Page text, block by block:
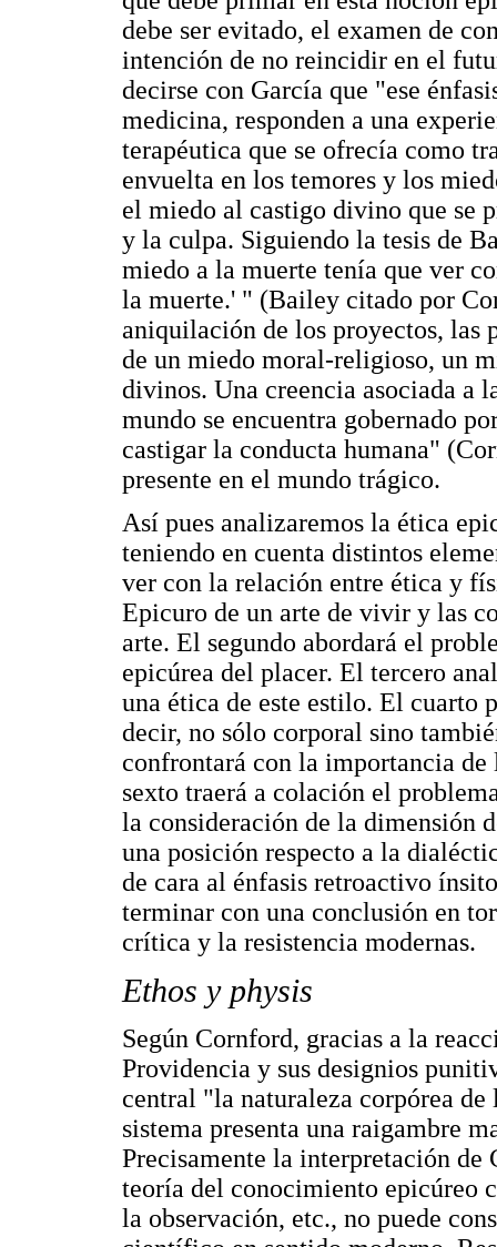
debe ser evitado, el examen de
intención de no reincidir en el
decirse con García que "ese
medicina, responden a una
terapéutica que se ofrecía como
envuelta en los temores y los
el miedo al castigo divino que se
y la culpa. Siguiendo la tesis de
miedo a la muerte tenía que ver
la muerte.' " (Bailey citado por
aniquilación de los proyectos, las
de un miedo moral-religioso, un
divinos. Una creencia asociada a
mundo se encuentra gobernado
castigar la conducta humana"
presente en el mundo trágico.
Así pues analizaremos la ética
teniendo en cuenta distintos
ver con la relación entre ética y
Epicuro de un arte de vivir y las
arte. El segundo abordará el
epicúrea del placer. El tercero
una ética de este estilo. El cuarto
decir, no sólo corporal sino
confrontará con la importancia
sexto traerá a colación el
la consideración de la
una posición respecto a la
de cara al énfasis retroactivo
terminar con una conclusión en
crítica y la resistencia modernas.
Ethos y physis
Según Cornford, gracias a la
Providencia y sus designios
central "la naturaleza corpórea
sistema presenta una raigambre
Precisamente la interpretación de
teoría del conocimiento epicúreo
la observación, etc., no puede